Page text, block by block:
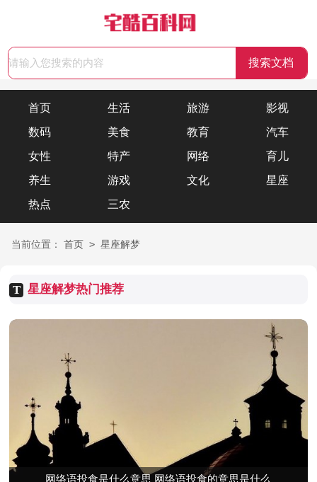
首页 生活 旅游
影视
数码
美食 教育
汽车
女性
特产 网络
育儿
养生
游戏 文化
星座
热点
三农
当前位置： 首页 > 星座解梦
T 星座解梦热门推荐
网络语投食是什么意思 网络语投食的意思是什么